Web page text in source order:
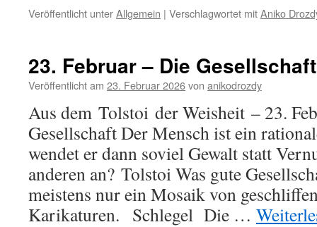
Veröffentlicht unterAllgemein | Verschlagwortet mitAniko
23. Februar – Die Gesellschaft
Veröffentlicht am 23. Februar 2026von anikodrozdy
Aus dem Tolstoi der Weisheit – 23.
Gesellschaft Der Mensch ist ein
wendet er dann soviel Gewalt statt
anderen an? Tolstoi Was gute
meistens nur ein Mosaik von
Karikaturen. Schlegel Die …